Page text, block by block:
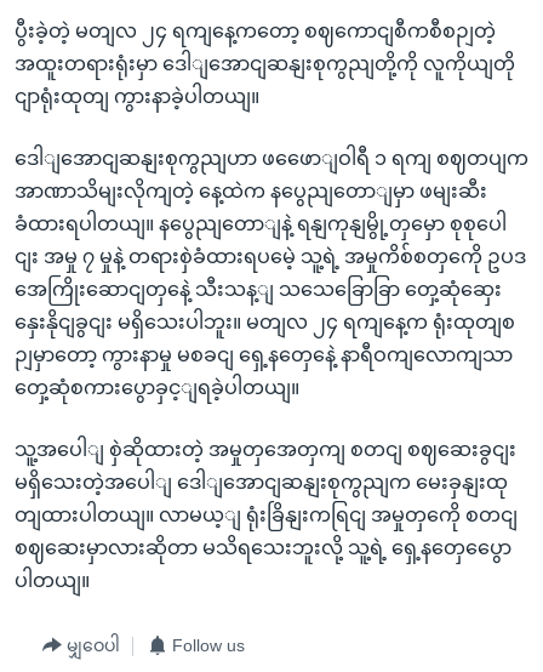
ပွီးခဲ့တဲ့ မတျလ ၂၄ ရကျနေ့ကတော့ စဈကောငျစီကစီစဉျတဲ့
အထူးတရားရုံးမှာ ဒေါျအောငျဆနျးစုကွညျတို့ကို လူကိုယျတို
ငျာရုံးထုတျ ကွားနာခဲ့ပါတယျ။
ဒေါျအောငျဆနျးစုကွညျဟာ ဖဖေောျဝါရီ ၁ ရကျ စဈတပျက
အာဏာသိမျးလိုကျတဲ့ နေ့ထဲက နပွေညျတောျမှာ ဖမျးဆီး
ခံထားရပါတယျ။ နပွေညျတောျနဲ့ ရနျကုနျမွို့တှမှော စုစုပေါ
ငျး အမှု ၇ မှုနဲ့ တရားစှဲခံထားရပမေဲ့ သူ့ရဲ့ အမှုကိစ်စတှကေို ဥပဒ
အေကြိုးဆောငျတှနေဲ့ သီးသန့ျ သသေခြောခြာ တှေ့ဆုံဆှေး
နှေးနိုငျခွငျး မရှိသေးပါဘူး။ မတျလ ၂၄ ရကျနေ့က ရုံးထုတျစ
ဉျမှာတော့ ကွားနာမှု မစခငျ ရှေ့နတှေနေဲ့ နာရီဝကျလောကျသာ
တှေ့ဆုံစကားပွောခှင့ျရခဲ့ပါတယျ။
သူ့အပေါျ စှဲဆိုထားတဲ့ အမှုတှအေတှကျ စတငျ စဈဆေးခွငျး
မရှိသေးတဲ့အပေါျ ဒေါျအောငျဆနျးစုကွညျက မေးခှနျးထု
တျထားပါတယျ။ လာမယ့ျ ရုံးခြိနျးကရြငျ အမှုတှကေို စတငျ
စဈဆေးမှာလားဆိုတာ မသိရသေးဘူးလို့ သူ့ရဲ့ ရှေ့နတှေပွေော
ပါတယျ။
မျှဝေပါ Follow us